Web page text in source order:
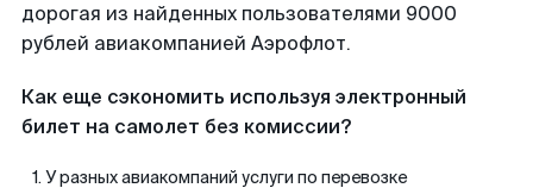
дорогая из найденных пользователями 9000
рублей авиакомпанией Аэрофлот.
Как еще сэкономить используя электронный
билет на самолет без комиссии?
У разных авиакомпаний услуги по перевозке